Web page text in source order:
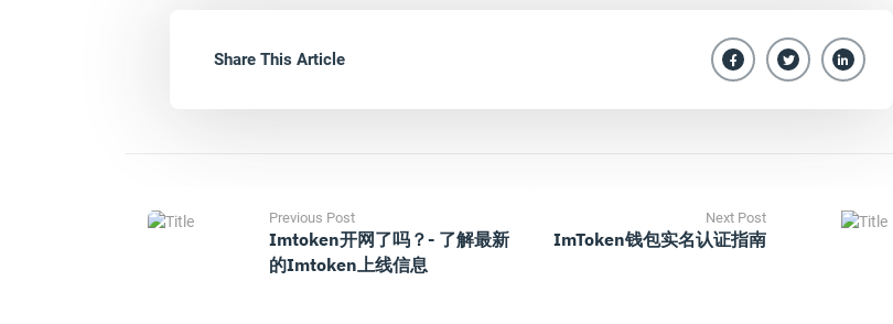
Share This Article
Previous Post
Imtoken开网了吗？- 了解最新
的imtoken上线信息
Next Post
ImToken钱包实名认证指南